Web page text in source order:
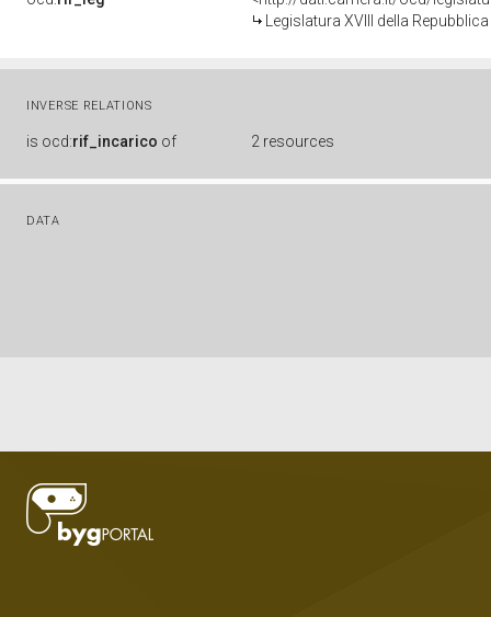
Legislatura XVIII della
INVERSE RELATIONS
is ocd:rif_incarico of 2 resources
DATA